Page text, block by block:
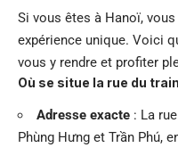
Si vous êtes à Hanoï,
expérience unique. Voici
vous y rendre et profiter
Où se situe la rue du
Adresse exacte : La
Phùng Hưng et Trần Phú,